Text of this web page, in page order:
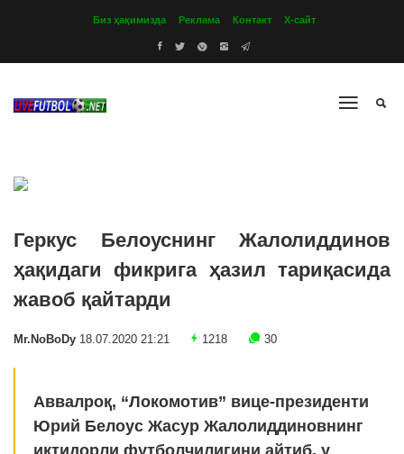
Биз ҳақимизда Реклама Контакт Х-сайт
Геркус Белоуснинг Жалолиддинов
ҳақидаги фикрига ҳазил тариқасида
жавоб қайтарди
Mr.NoBoDy 18.07.2020 21:21 1218 30
Аввалроқ, “Локомотив” вице-президенти
Юрий Белоус Жасур Жалолиддиновнинг